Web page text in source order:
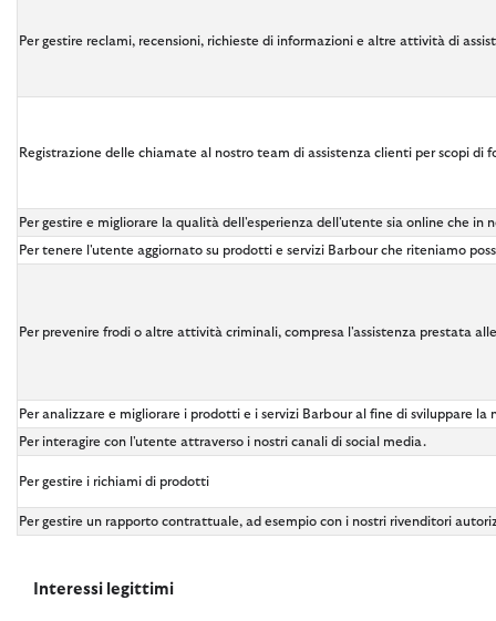
Per gestire reclami, recensioni, richieste di informazioni e altre attività di
Registrazione delle chiamate al nostro team di assistenza clienti per scopi di
Per gestire e migliorare la qualità dell'esperienza dell'utente sia online che in
Per tenere l'utente aggiornato su prodotti e servizi Barbour che riteniamo
Per prevenire frodi o altre attività criminali, compresa l'assistenza prestata
Per analizzare e migliorare i prodotti e i servizi Barbour al fine di sviluppare
Per interagire con l'utente attraverso i nostri canali di social media.
Per gestire i richiami di prodotti
Per gestire un rapporto contrattuale, ad esempio con i nostri rivenditori
Interessi legittimi